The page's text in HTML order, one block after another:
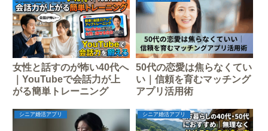
女性と話すのが怖い40代へ
｜YouTubeで会話力が上
がる簡単トレーニング
50代の恋愛は焦らなくてい
い｜信頼を育むマッチング
アプリ活用術
シニア婚活アプリ シニア婚活アプリ